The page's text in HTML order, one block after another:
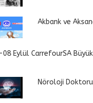
Akbank ve
Eylül CarrefourSA
Nöroloji Doktoru